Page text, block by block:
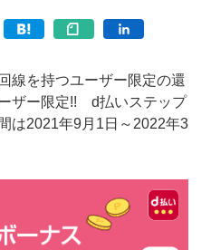
線を持つユーザー限定の還
ザー限定!! d払いステップ
は2021年9月1日～2022年3